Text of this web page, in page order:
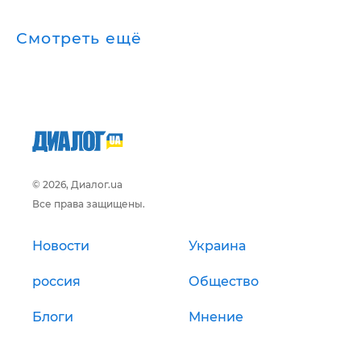
Смотреть ещё
© 2026, Диалог.ua
Все права защищены.
Новости Украина
россия Общество
Блоги Мнение